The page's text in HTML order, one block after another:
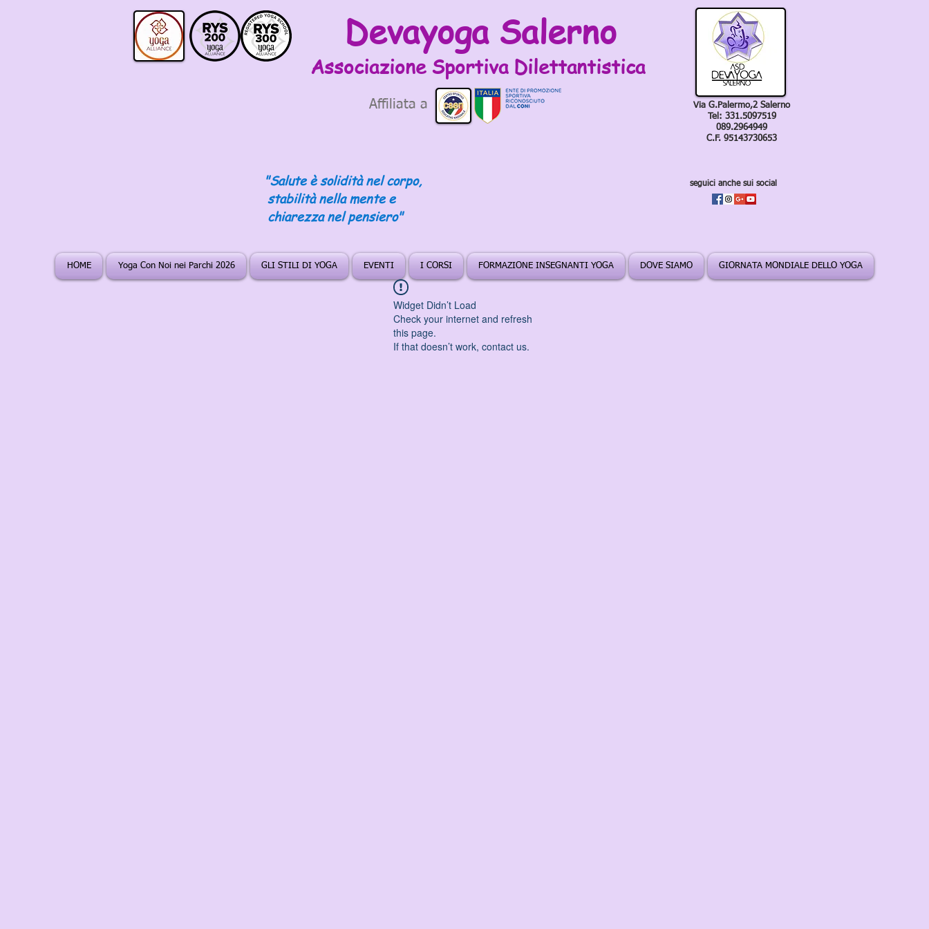
Devayoga Salerno
Associazione Sportiva Dilettantistica
Affiliata a
"Salute è solidità nel corpo,
stabilità nella mente e
chiarezza nel pensiero"
Via G.Palermo,2 Salerno
Tel: 331.5097519
089.2964949
C.F. 95143730653
seguici anche sui social
HOME Yoga Con Noi nei Parchi 2026 GLI STILI DI YOGA EVENTI I CORSI FORMAZIONE INSEGNANTI YOGA DOVE SIAMO GIORNATA MONDIALE DELLO YOGA
Widget Didn’t Load
Check your internet and refresh
this page.
If that doesn’t work, contact us.